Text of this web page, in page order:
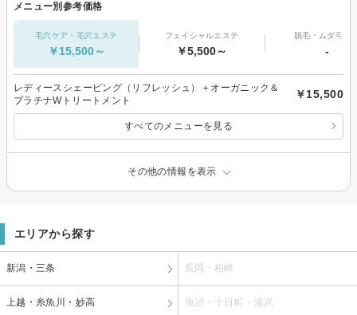
メニュー別参考価格
毛穴ケア・毛穴エステ
￥15,500～
フェイシャルエステ
￥5,500～
脱毛・ムダ毛処
-
レディースシェービング（リフレッシュ）＋オーガニック＆
プラチナWトリートメント
￥15,500
すべてのメニューを見る
その他の情報を表示
エリアから探す
新潟・三条 長岡・柏崎
上越・糸魚川・妙高 魚沼・十日町・湯沢